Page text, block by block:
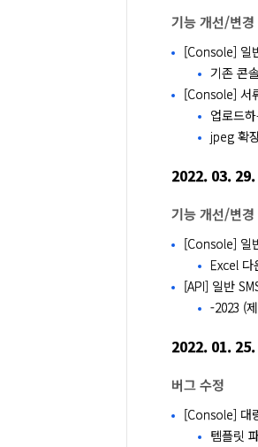
기능 개선/변경
[Console] 일
기존 콘
[Console] 서
업로드
jpeg 확
2022. 03. 29.
기능 개선/변경
[Console] 일
Excel
[API] 일반
-2023 (
2022. 01. 25.
버그 수정
[Console] 대
템플릿